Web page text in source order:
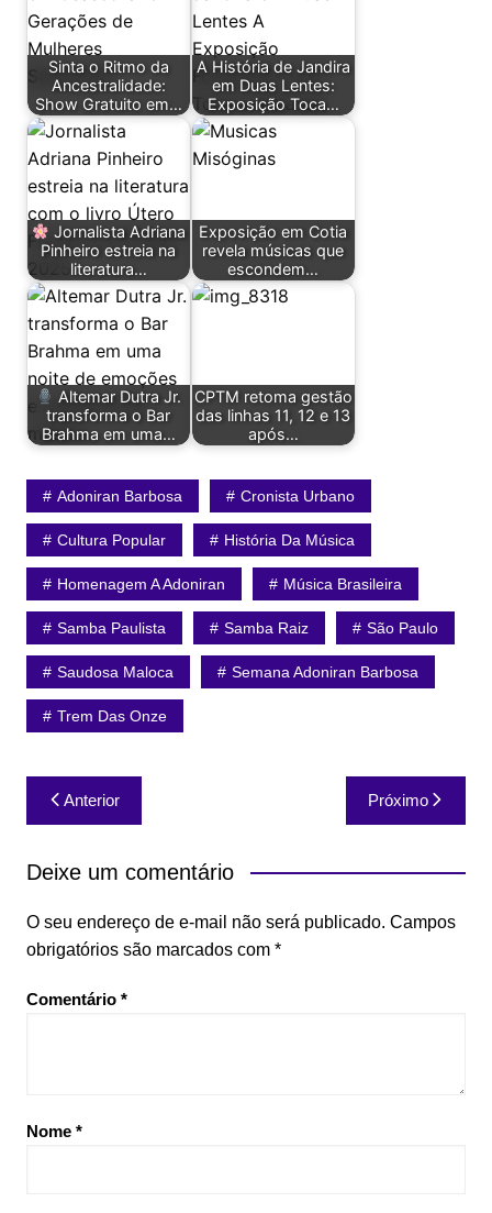
Sinta o Ritmo da
Ancestralidade:
Show Gratuito em…
A História de Jandira
em Duas Lentes:
Exposição Toca…
Jornalista Adriana
Pinheiro estreia na
literatura…
Exposição em Cotia
revela músicas que
escondem…
Altemar Dutra Jr.
transforma o Bar
Brahma em uma…
CPTM retoma gestão
das linhas 11, 12 e 13
após…
Adoniran Barbosa Cronista Urbano
Cultura Popular História Da Música
Homenagem A Adoniran Música Brasileira
Samba Paulista Samba Raiz São Paulo
Saudosa Maloca Semana Adoniran Barbosa
Trem Das Onze
Navegação
de
Post
Anterior Próximo
Deixe um comentário
O seu endereço de e-mail não será publicado. Campos
obrigatórios são marcados com *
Comentário *
Nome *